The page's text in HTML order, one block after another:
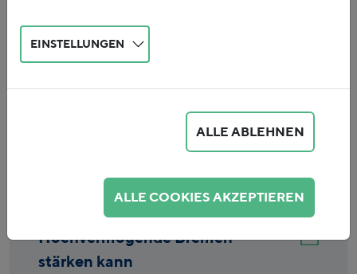
Beine stellen. Wie eine
Vermögensteuer für
Hochvermögende Bremen
stärken kann
EINSTELLUNGEN
ALLE ABLEHNEN
ALLE COOKIES AKZEPTIEREN